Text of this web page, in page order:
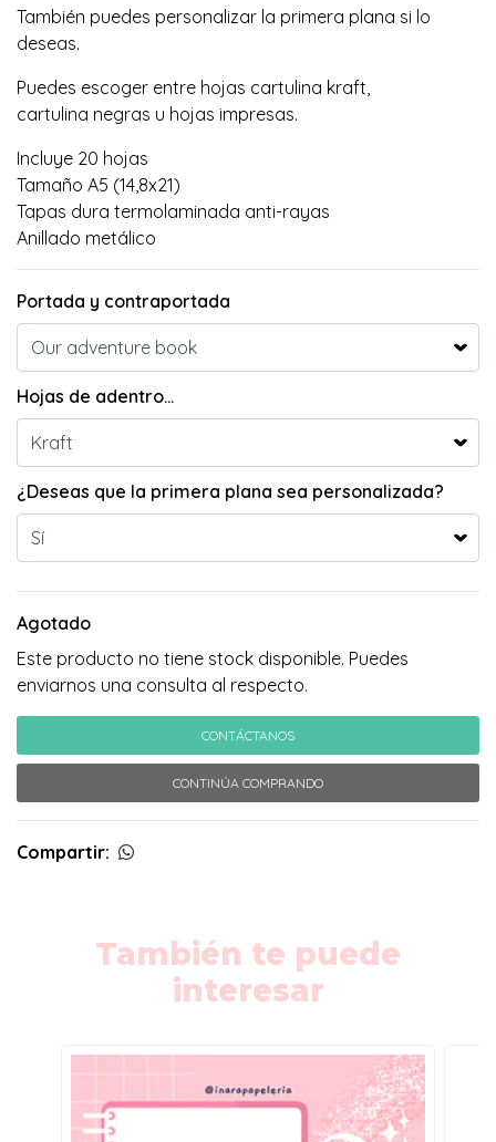
También puedes personalizar la primera plana si lo
deseas.
Puedes escoger entre hojas cartulina kraft,
cartulina negras u hojas impresas.
Incluye 20 hojas
Tamaño A5 (14,8x21)
Tapas dura termolaminada anti-rayas
Anillado metálico
Portada y contraportada
Hojas de adentro...
¿Deseas que la primera plana sea personalizada?
Agotado
Este producto no tiene stock disponible. Puedes
enviarnos una consulta al respecto.
CONTÁCTANOS
CONTINÚA COMPRANDO
Compartir:
También te puede
interesar